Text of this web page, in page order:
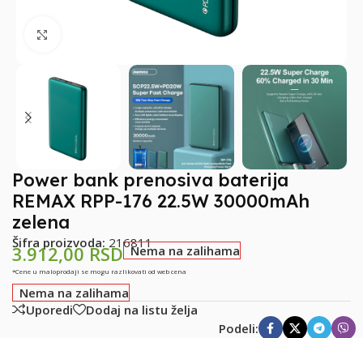
Power bank prenosiva baterija
REMAX RPP-176 22.5W 30000mAh
zelena
Šifra proizvoda: 216811
3.912,00RSD Nema na zalihama
*Cene u maloprodaji se mogu razlikovati od web cena
Nema na zalihama
Uporedi
Dodaj na listu želja
Podeli: